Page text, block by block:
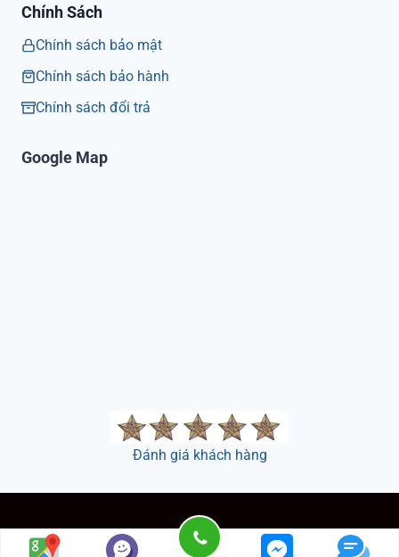
Chính Sách
Chính sách bảo mật
Chính sách bảo hành
Chính sách đổi trả
Google Map
Đánh giá khách hàng
© 2026 - Công ty TNHH Sản Xuất - Thương Mại Phú An